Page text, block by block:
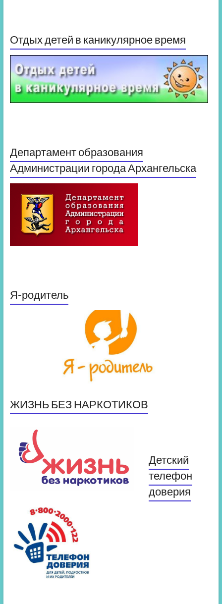
Отдых детей в каникулярное время
Департамент образования
Администрации города Архангельска
Я-родитель
ЖИЗНЬ БЕЗ НАРКОТИКОВ
Детский
телефон
доверия